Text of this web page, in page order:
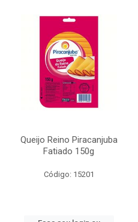
Queijo Reino Piracanjuba
Fatiado 150g
Código: 15201